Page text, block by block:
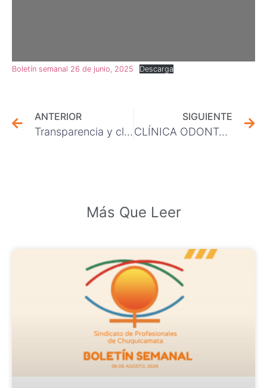
Boletín semanal 26 de junio, 2025 Descarga
ANTERIOR
Transparencia y claridad: Sin observaciones se realizó la rendición de cuentas 2023 y 2024 de nuestro Sindicato
SIGUIENTE
CLÍNICA ODONTOLÓGICA ALTO DEL SOL
Más Que Leer